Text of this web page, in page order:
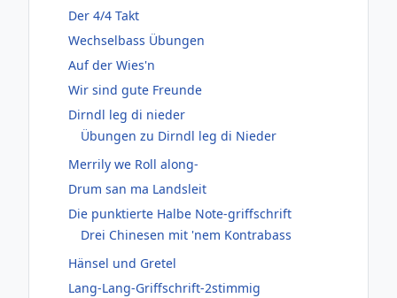
Der 4/4 Takt
Wechselbass Übungen
Auf der Wies'n
Wir sind gute Freunde
Dirndl leg di nieder
Übungen zu Dirndl leg di Nieder
Merrily we Roll along-
Drum san ma Landsleit
Die punktierte Halbe Note-griffschrift
Drei Chinesen mit 'nem Kontrabass
Hänsel und Gretel
Lang-Lang-Griffschrift-2stimmig